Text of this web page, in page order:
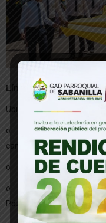
Límites territoriales
Ubicada al sur occidente
o Al Norte con la
cantón Zapotillo, además
o Al Sur con los
o Al Este con la
Pózul.